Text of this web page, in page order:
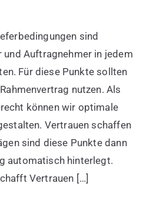
sind
Auftragnehmer in jedem
Für diese Punkte sollten
nutzen. Als
können wir optimale
Vertrauen schaffen
sind diese Punkte dann
automatisch hinterlegt.
Vertrauen […]